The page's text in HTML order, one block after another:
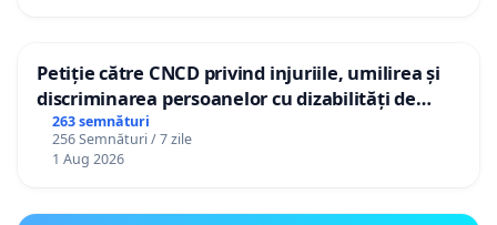
Petiție către CNCD privind injuriile, umilirea și
discriminarea persoanelor cu dizabilități de
către utilizatorul TikTok „Gorici”
263 semnături
256 Semnături / 7 zile
1 Aug 2026